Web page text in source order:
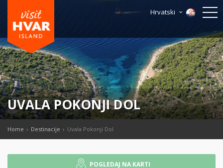
Hrvatski
UVALA POKONJI DOL
Home Destinacije Uvala Pokonji Dol
POGLEDAJ NA KARTI